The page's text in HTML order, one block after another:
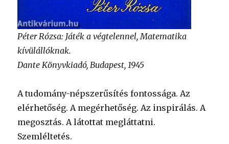
Péter Rózsa: Játék a végtelennel, Matematika
kívülállóknak.
Dante Könyvkiadó, Budapest, 1945
A tudomány-népszerűsítés fontossága. Az
elérhetőség. A megérhetőség. Az inspirálás. A
megosztás. A látottat megláttatni.
Szemléltetés.